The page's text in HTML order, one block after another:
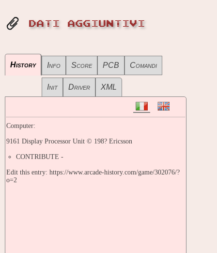
DATI AGGIUNTIVI
History Info Score PCB Comandi
Init Driver XML
Computer:
9161 Display Processor Unit © 198? Ericsson
CONTRIBUTE -
Edit this entry: https://www.arcade-history.com/game/302076/?
o=2